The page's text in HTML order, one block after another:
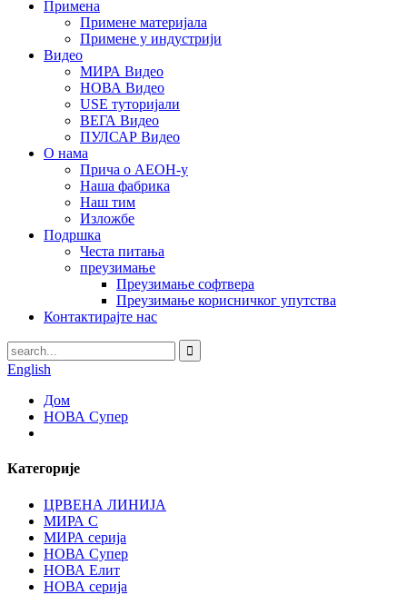
Примена
Примене материјала
Примене у индустрији
Видео
МИРА Видео
НОВА Видео
USE туторијали
ВЕГА Видео
ПУЛСАР Видео
О нама
Прича о АЕОН-у
Наша фабрика
Наш тим
Изложбе
Подршка
Честа питања
преузимање
Преузимање софтвера
Преузимање корисничког упутства
Контактирајте нас
English
Дом
НОВА Супер
Категорије
ЦРВЕНА ЛИНИЈА
МИРА С
МИРА серија
НОВА Супер
НОВА Елит
НОВА серија